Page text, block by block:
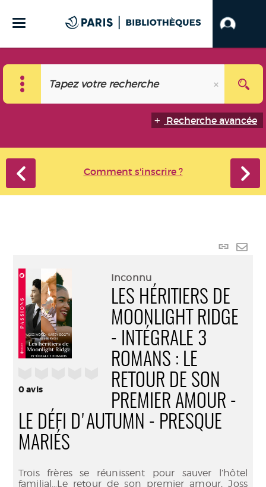
Recherche avancée
Comment s'inscrire ?
Lien
0avis
Inconnu
LES HÉRITIERS DE
MOONLIGHT RIDGE
- INTÉGRALE 3
ROMANS : LE
RETOUR DE SON
PREMIER AMOUR -
LE DÉFI D'AUTUMN - PRESQUE
MARIÉS
Trois frères se réunissent pour sauver l’hôtel
familial…Le retour de son premier amour, Joss